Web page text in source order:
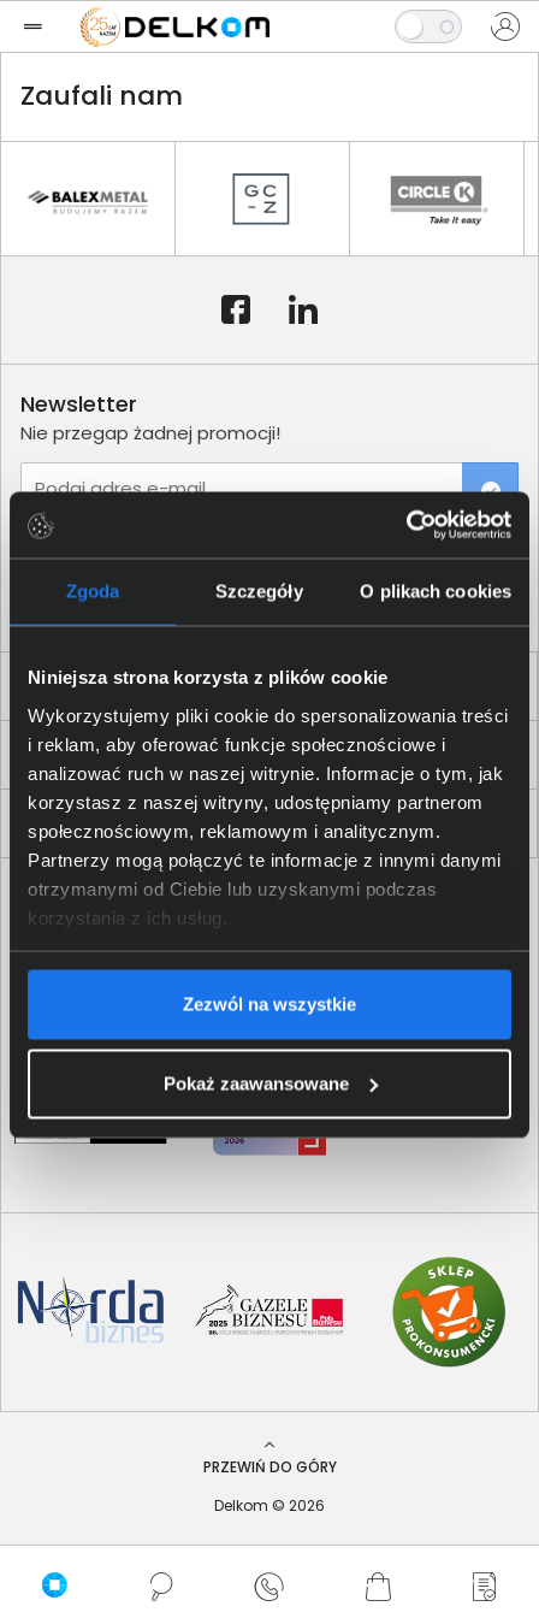
Zgoda Szczegóły O plikach cookies
Niniejsza strona korzysta z plików cookie
Wykorzystujemy pliki cookie do spersonalizowania treści
i reklam, aby oferować funkcje społecznościowe i
analizować ruch w naszej witrynie. Informacje o tym, jak
korzystasz z naszej witryny, udostępniamy partnerom
społecznościowym, reklamowym i analitycznym.
Partnerzy mogą połączyć te informacje z innymi danymi
otrzymanymi od Ciebie lub uzyskanymi podczas
korzystania z ich usług.
Zezwól na wszystkie
Pokaż zaawansowane
Zaufali nam
Dla Firm i Instytucji
Zakupy
Delkom 2000
Newsletter
Nie przegap żadnej promocji!
Podaj adres e-mail
PRZEWIŃ DO GÓRY
Delkom © 2026